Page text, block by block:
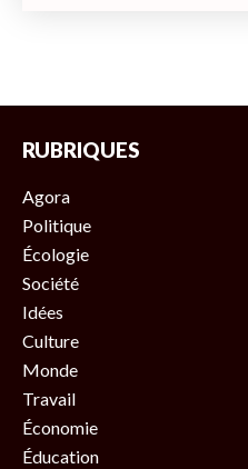
RUBRIQUES
Agora
Politique
Écologie
Société
Idées
Culture
Monde
Travail
Économie
Éducation